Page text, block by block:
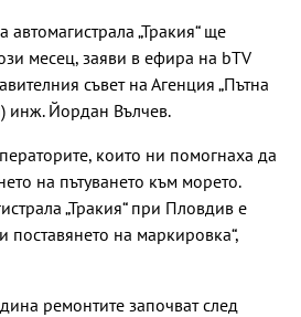
автомагистрала „Тракия“ ще
месец, заяви в ефира на bTV
съвет на Агенция „Пътна
инж. Йордан Вълчев.
които ни помогнаха да
на пътуването към морето.
„Тракия“ при Пловдив е
на маркировка“,
ремонтите започват след